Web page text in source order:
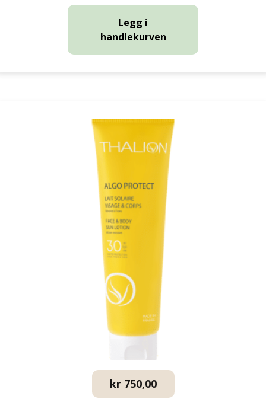
Legg i
handlekurven
kr750,00